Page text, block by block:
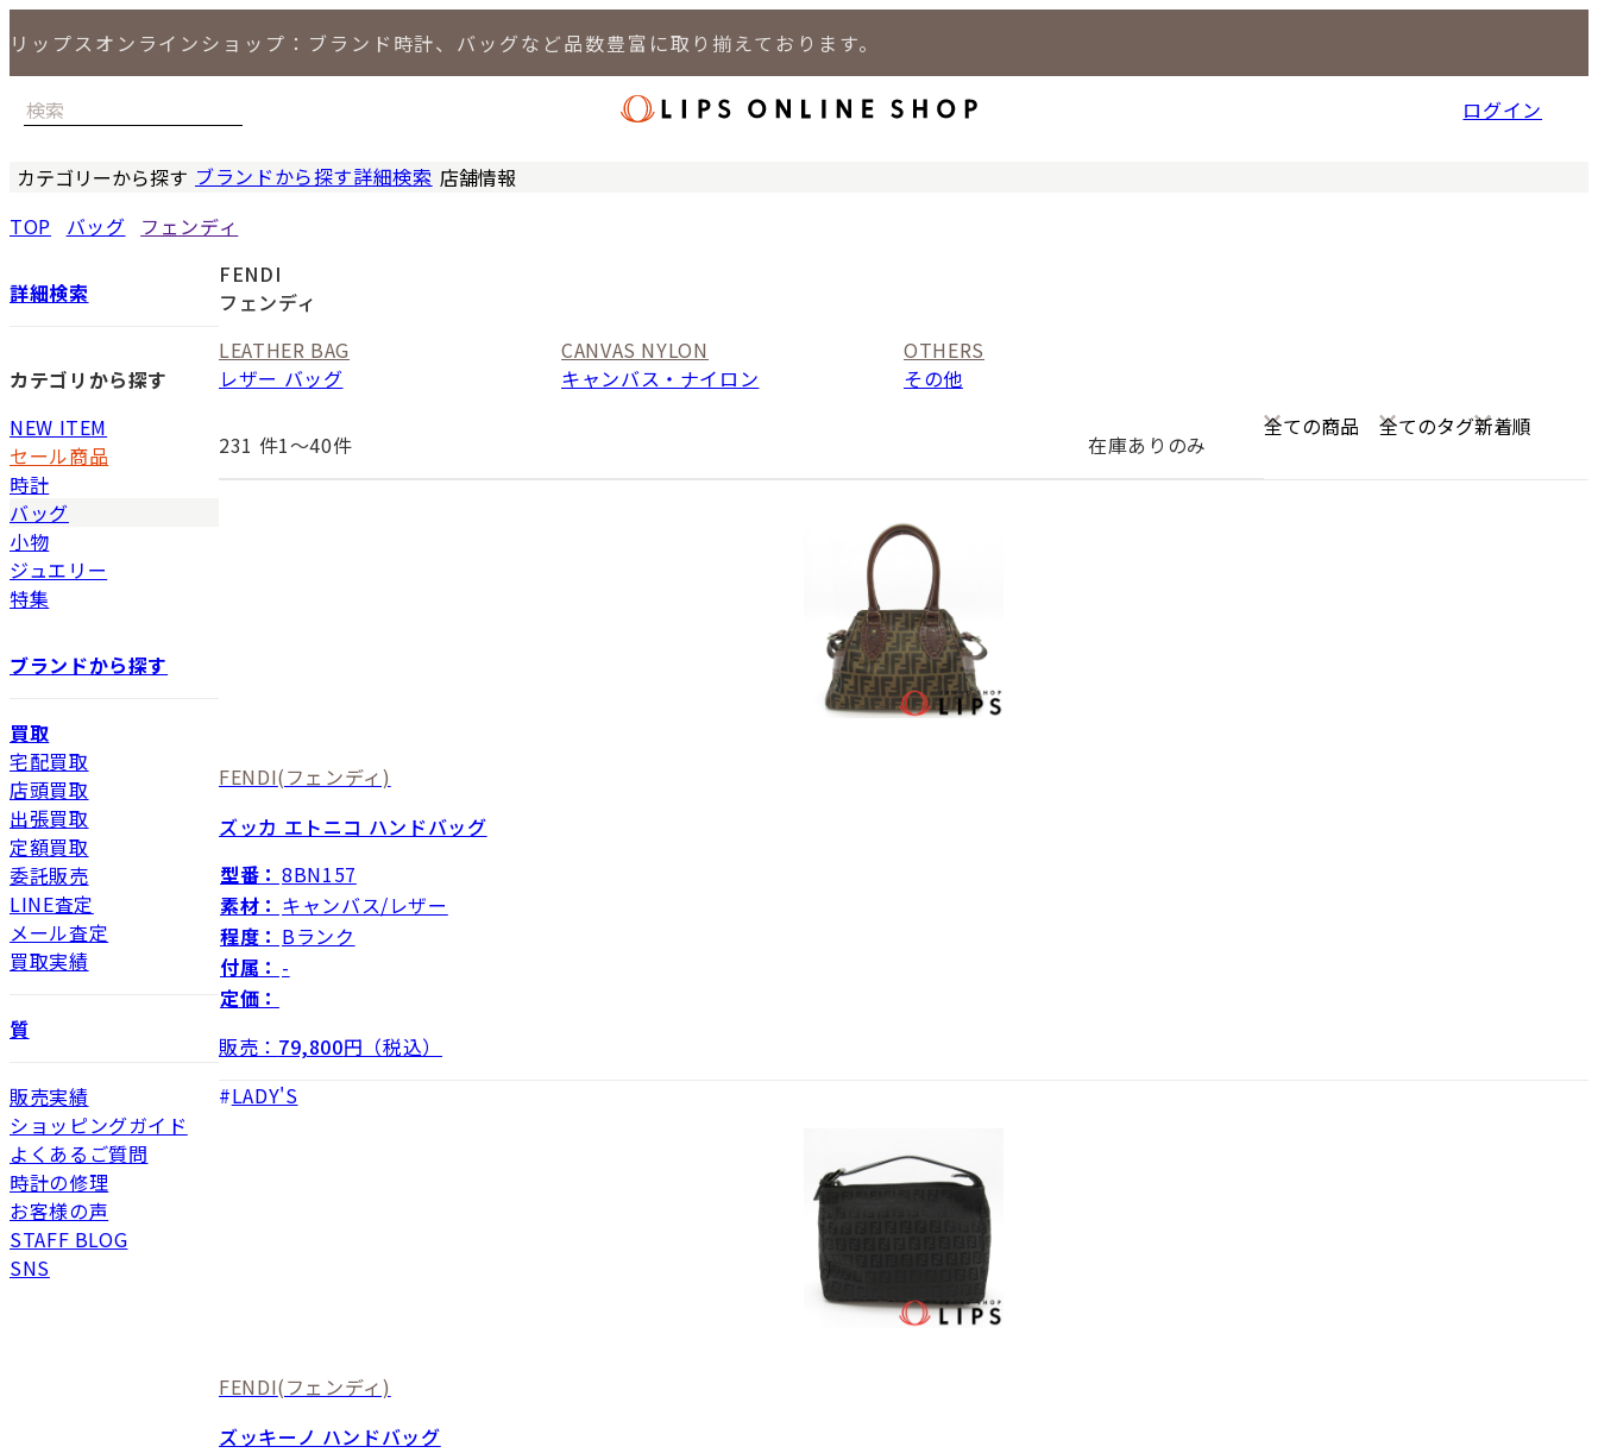
リップスオンラインショップ：ブランド時計、バッグなど品数豊富に取り揃えております。
ログイン
カテゴリーから探す ブランドから探す詳細検索 店舗情報
TOP バッグ フェンディ
詳細検索
カテゴリから探す
NEW ITEM
セール商品
時計
バッグ
小物
ジュエリー
特集
ブランドから探す
買取
宅配買取
店頭買取
出張買取
定額買取
委託販売
LINE査定
メール査定
買取実績
質
販売実績
ショッピングガイド
よくあるご質問
時計の修理
お客様の声
STAFF BLOG
SNS
FENDI
フェンディ
LEATHER BAG
レザー バッグ
CANVAS NYLON
キャンバス・ナイロン
OTHERS
その他
231 件1〜40件 在庫ありのみ
FENDI(フェンディ)
ズッカ エトニコ ハンドバッグ
型番： 8BN157
素材： キャンバス/レザー
程度： Bランク
付属： -
定価：
販売： 79,800円（税込）
LADY'S
FENDI(フェンディ)
ズッキーノ ハンドバッグ